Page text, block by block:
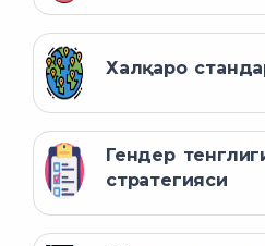
Халқаро
Гендер
стратегияси